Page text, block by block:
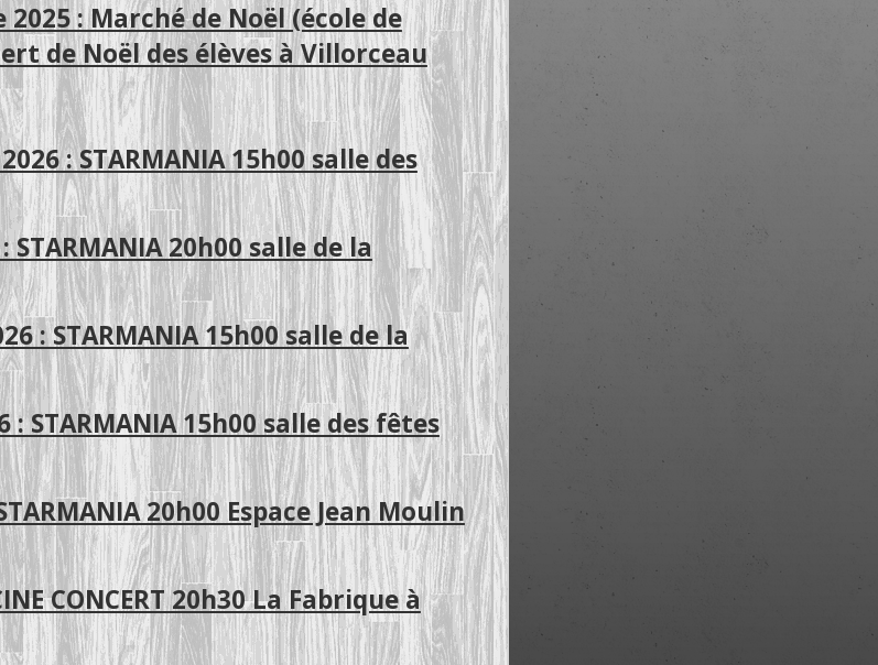
: Marché de Noël (école de
de Noël des élèves à Villorceau
: STARMANIA 15h00 salle des
20h00 salle de la
: STARMANIA 15h00 salle de la
STARMANIA 15h00 salle des fêtes
20h00 Espace Jean Moulin
CONCERT 20h30 La Fabrique à